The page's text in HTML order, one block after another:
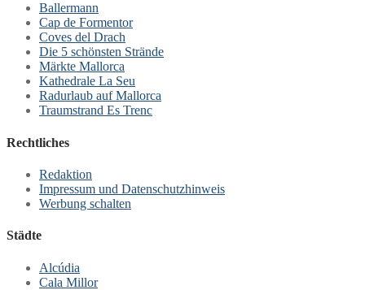
Ballermann
Cap de Formentor
Coves del Drach
Die 5 schönsten Strände
Märkte Mallorca
Kathedrale La Seu
Radurlaub auf Mallorca
Traumstrand Es Trenc
Rechtliches
Redaktion
Impressum und Datenschutzhinweis
Werbung schalten
Städte
Alcúdia
Cala Millor